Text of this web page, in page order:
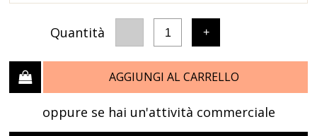
Quantità 1 +
AGGIUNGI AL CARRELLO
oppure se hai un'attività commerciale